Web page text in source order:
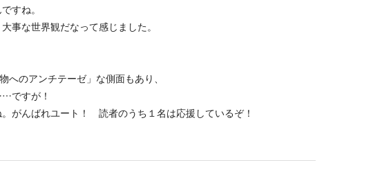
すね。
事な世界観だなって感じました。
へのアンチテーゼ」な側面もあり、
ですが！
がんばれユート！ 読者のうち１名は応援しているぞ！